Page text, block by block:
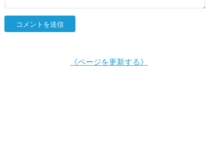
《ページを更新する》